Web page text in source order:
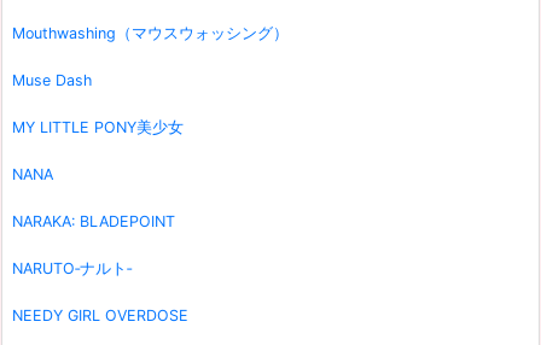
Mouthwashing（マウスウォッシング）
Muse Dash
MY LITTLE PONY美少女
NANA
NARAKA: BLADEPOINT
NARUTO‐ナルト‐
NEEDY GIRL OVERDOSE